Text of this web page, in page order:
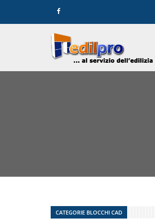
CATEGORIE BLOCCHI CAD